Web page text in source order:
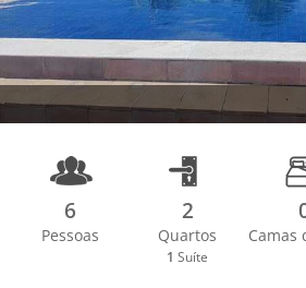
6
Pessoas
2
Quartos
1 Suíte
Camas